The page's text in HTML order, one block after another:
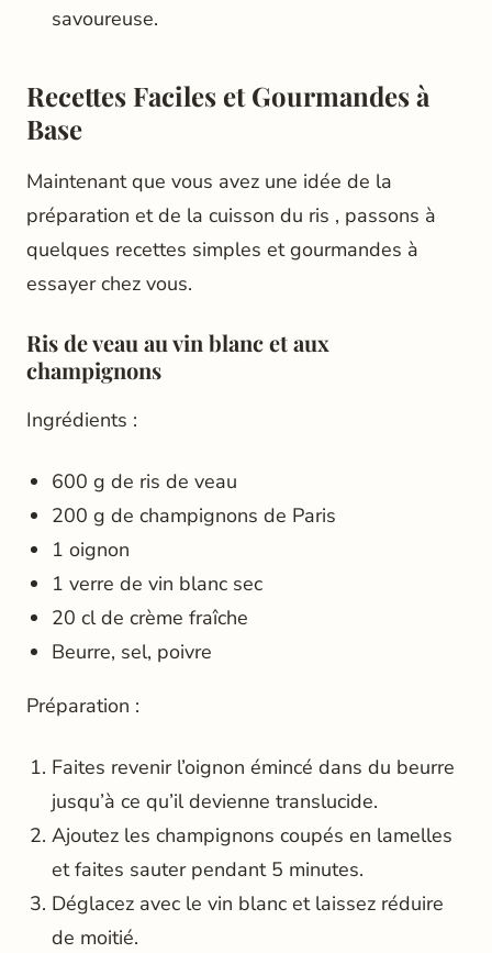
savoureuse.
Recettes Faciles et Gourmandes à
Base
Maintenant que vous avez une idée de la
préparation et de la cuisson du ris , passons à
quelques recettes simples et gourmandes à
essayer chez vous.
Ris de veau au vin blanc et aux
champignons
Ingrédients :
600 g de ris de veau
200 g de champignons de Paris
1 oignon
1 verre de vin blanc sec
20 cl de crème fraîche
Beurre, sel, poivre
Préparation :
Faites revenir l’oignon émincé dans du beurre
jusqu’à ce qu’il devienne translucide.
Ajoutez les champignons coupés en lamelles
et faites sauter pendant 5 minutes.
Déglacez avec le vin blanc et laissez réduire
de moitié.